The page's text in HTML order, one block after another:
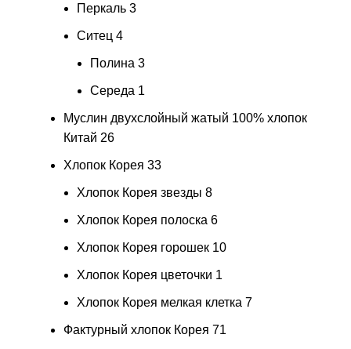
Перкаль 3
Ситец 4
Полина 3
Середа 1
Муслин двухслойный жатый 100% хлопок
Китай 26
Хлопок Корея 33
Хлопок Корея звезды 8
Хлопок Корея полоска 6
Хлопок Корея горошек 10
Хлопок Корея цветочки 1
Хлопок Корея мелкая клетка 7
Фактурный хлопок Корея 71